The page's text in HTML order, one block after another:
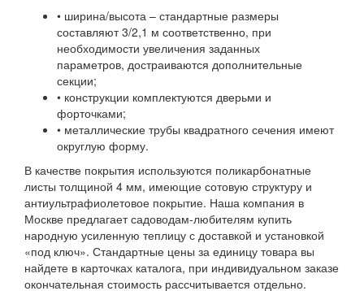
• ширина/высота – стандартные размеры
составляют 3/2,1 м соответственно, при
необходимости увеличения заданных
параметров, достраиваются дополнительные
секции;
• конструкции комплектуются дверьми и
форточками;
• металлические трубы квадратного сечения имеют
округлую форму.
В качестве покрытия используются поликарбонатные
листы толщиной 4 мм, имеющие сотовую структуру и
антиультрафиолетовое покрытие. Наша компания в
Москве предлагает садоводам-любителям купить
народную усиленную теплицу с доставкой и установкой
«под ключ». Стандартные цены за единицу товара вы
найдете в карточках каталога, при индивидуальном заказе
окончательная стоимость рассчитывается отдельно.